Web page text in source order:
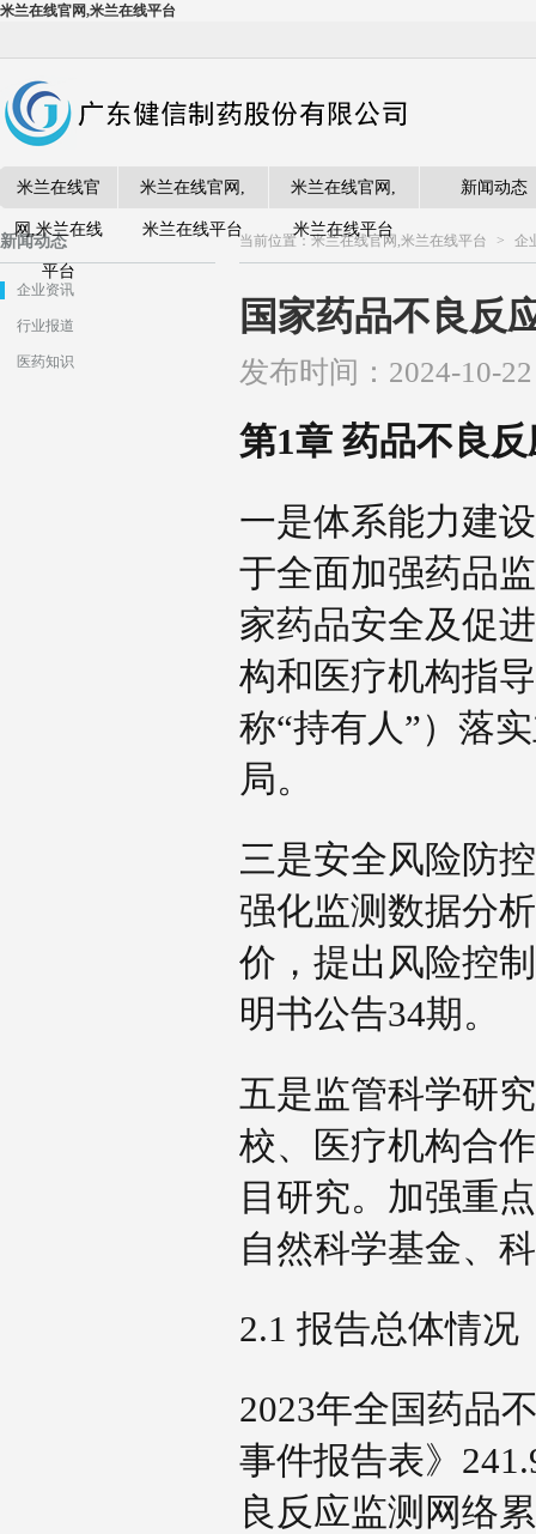
米兰在线官网,米兰在线平台
米兰在线官
网,米兰在线
平台
米兰在线官网,
米兰在线平台
米兰在线官网,
米兰在线平台
新闻动态
新闻动态
企业资讯
行业报道
医药知识
当前位置：米兰在线官网,米兰在线平台 > 企
国家药品不良反
发布时间：2024-10-
第1章 药品不良
一是体系能力建
于全面加强药品
家药品安全及促
构和医疗机构指
称“持有人”）落
局。
三是安全风险防
强化监测数据分
价，提出风险控
明书公告34期。
五是监管科学研
校、医疗机构合
目研究。加强重
自然科学基金、
2.1 报告总体情
2023年全国药品
事件报告表》
良反应监测网络